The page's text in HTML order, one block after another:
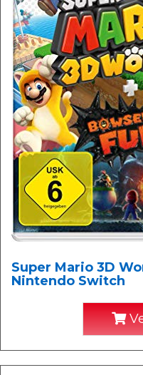
Super Mario 3D
Nintendo Switch